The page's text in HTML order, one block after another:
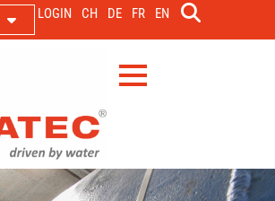
LOGIN CH DE FR EN